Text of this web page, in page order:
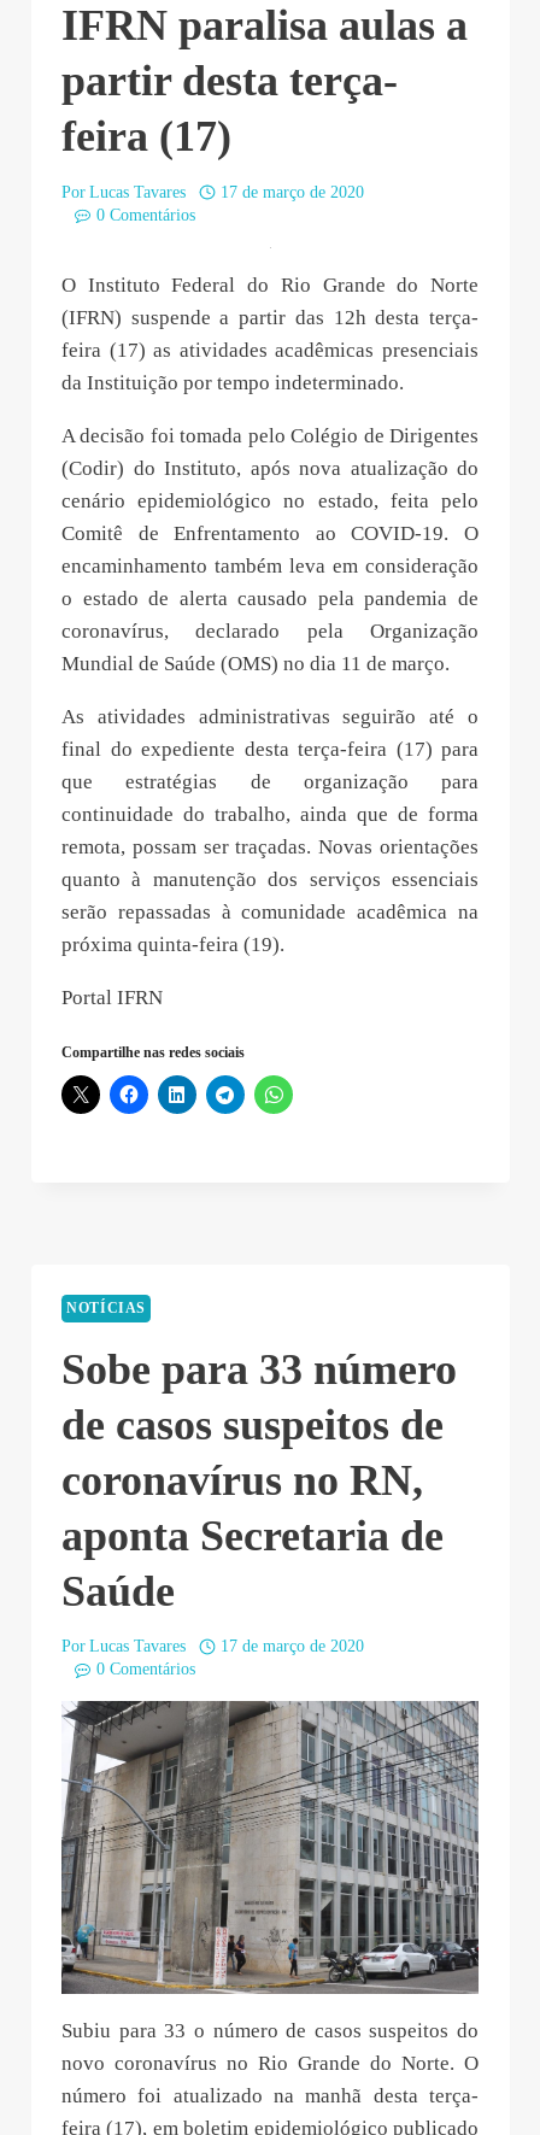
IFRN paralisa aulas a
partir desta terça-
feira (17)
Por Lucas Tavares
17 de março de 2020
0 Comentários
O Instituto Federal do Rio Grande do Norte
(IFRN) suspende a partir das 12h desta terça-
da Instituição por tempo indeterminado.
A decisão foi tomada pelo Colégio de Dirigentes
(Codir) do Instituto, após nova atualização do
cenário epidemiológico no estado, feita pelo
Comitê de Enfrentamento ao COVID-19. O
encaminhamento também leva em consideração
o estado de alerta causado pela pandemia de
Mundial de Saúde (OMS) no dia 11 de março.
As atividades administrativas seguirão até o
final do expediente desta terça-feira (17) para
que estratégias de organização para
continuidade do trabalho, ainda que de forma
remota, possam ser traçadas. Novas orientações
quanto à manutenção dos serviços essenciais
próxima quinta-feira (19).
Portal IFRN
Compartilhe nas redes sociais
NOTÍCIAS
Sobe para 33 número
de casos suspeitos de
coronavírus no RN,
aponta Secretaria de
Saúde
Por Lucas Tavares
17 de março de 2020
0 Comentários
Subiu para 33 o número de casos suspeitos do
novo coronavírus no Rio Grande do Norte. O